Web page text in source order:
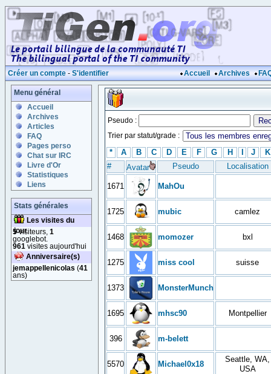
Créer un compte - S'identifier Accueil Archives
Menu général
Accueil
Archives
Articles
FAQ
Pages perso
Chat sur IRC
Livre d'Or
Statistiques
Liens
Stats générales
Les visites du
jour
5visiteurs, 1
googlebot.
961 visites aujourd'hui
Anniversaire(s)
jemappellenicolas (41
ans)
Pseudo :
Trier par statut/grade :
* A B C D E F G H J
K
#
Avatar Pseudo Localisation
1671 MahOu
1725 mubic camlez
1468 momozer bxl
1275 miss cool suisse
1373 MonsterMunch
1695 mhsc90 Montpellier
396 m-belett
5570 Michael0x18
Seattle, WA,
USA